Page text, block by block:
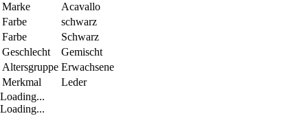
Marke
Acavallo
Farbe
schwarz
Farbe
Schwarz
Geschlecht
Gemischt
Altersgruppe Erwachsene
Merkmal
Leder
Loading...
Loading...